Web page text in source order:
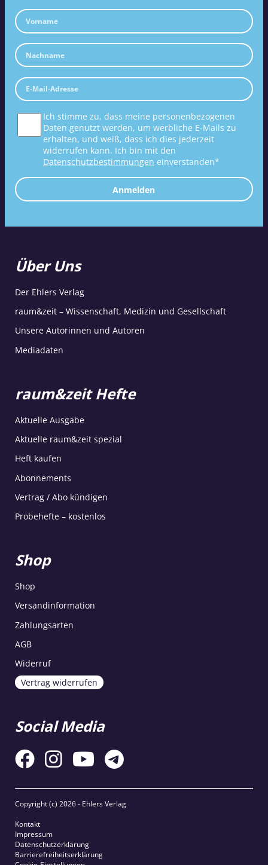
Ich stimme zu, dass meine personenbezogenen
Daten genutzt werden, um werbliche E-Mails zu
erhalten, und weiß, dass ich dies jederzeit
widerrufen kann. Ich bin mit den
Datenschutzbestimmungen einverstanden*
Anmelden
Über Uns
Der Ehlers Verlag
raum&zeit – Wissenschaft, Medizin und Gesellschaft
Unsere Autorinnen und Autoren
Mediadaten
raum&zeit Hefte
Aktuelle Ausgabe
Aktuelle raum&zeit spezial
Heft kaufen
Abonnements
Vertrag / Abo kündigen
Probehefte – kostenlos
Shop
Shop
Versandinformation
Zahlungsarten
AGB
Widerruf
Vertrag widerrufen
Social Media
Copyright (c) 2026 - Ehlers Verlag
Kontakt
Impressum
Datenschutzerklärung
Barrierefreiheitserklärung